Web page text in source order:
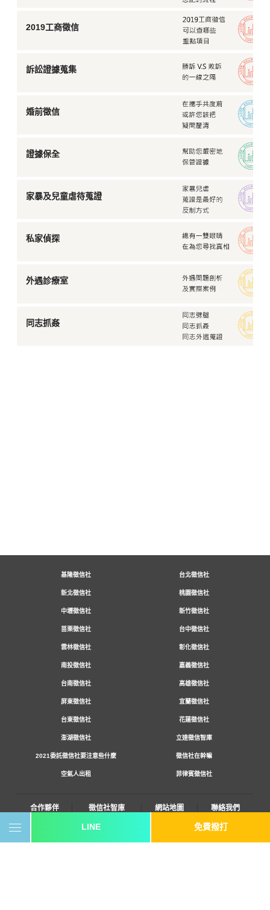
2019工商徵信
訴訟證據蒐集
婚前徵信
證據保全
家暴及兒童虐待蒐證
私家偵探
外遇診療室
同志抓姦
LINE 免費撥打
基隆徵信社 台北徵信社
新北徵信社 桃園徵信社
中壢徵信社 新竹徵信社
苗栗徵信社 台中徵信社
雲林徵信社 彰化徵信社
南投徵信社 嘉義徵信社
台南徵信社 高雄徵信社
屏東徵信社 宜蘭徵信社
台東徵信社 花蓮徵信社
澎湖徵信社 立達徵信智庫
2021委託徵信社要注意些什麼 徵信社在幹嘛
空氣人出租 菲律賓徵信社
合作夥伴 徵信社智庫 網站地圖 聯絡我們